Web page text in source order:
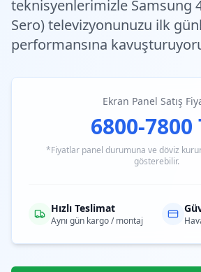
teknisyenlerimizle Samsung
Sero) televizyonunuzu ilk
performansına
Ekran Panel Satış
6800-7800
*Fiyatlar panel durumuna ve döviz
gösterebilir.
Hızlı Teslimat
Aynı gün kargo / montaj